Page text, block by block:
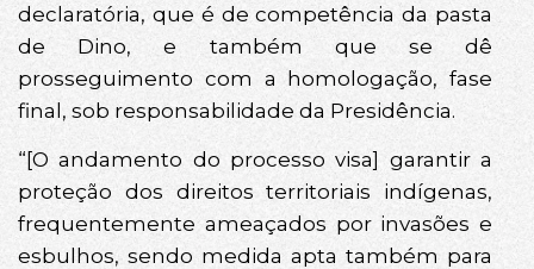
declaratória, que é de competência da pasta
de Dino, e também que se dê
prosseguimento com a homologação, fase
final, sob responsabilidade da Presidência.
“[O andamento do processo visa] garantir a
proteção dos direitos territoriais indígenas,
frequentemente ameaçados por invasões e
esbulhos, sendo medida apta também para